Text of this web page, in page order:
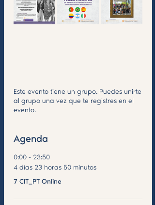
Este evento tiene un grupo. Puedes unirte
al grupo una vez que te registres en el
evento.
Agenda
0:00 - 23:50
4 días 23 horas 50 minutos
7 CIT_PT Online